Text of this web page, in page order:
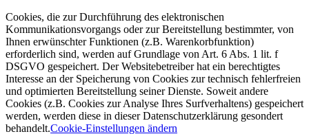
Cookies, die zur Durchführung des elektronischen
Kommunikationsvorgangs oder zur Bereitstellung bestimmter, von
Ihnen erwünschter Funktionen (z.B. Warenkorbfunktion)
erforderlich sind, werden auf Grundlage von Art. 6 Abs. 1 lit. f
DSGVO gespeichert. Der Websitebetreiber hat ein berechtigtes
Interesse an der Speicherung von Cookies zur technisch fehlerfreien
und optimierten Bereitstellung seiner Dienste. Soweit andere
Cookies (z.B. Cookies zur Analyse Ihres Surfverhaltens) gespeichert
werden, werden diese in dieser Datenschutzerklärung gesondert
behandelt.Cookie-Einstellungen ändern